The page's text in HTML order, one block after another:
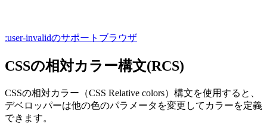
:user-invalidのサポートブラウザ
CSSの相対カラー構文(RCS)
CSSの相対カラー（CSS Relative colors）構文を使用すると、
デベロッパーは他の色のパラメータを変更してカラーを定義
できます。